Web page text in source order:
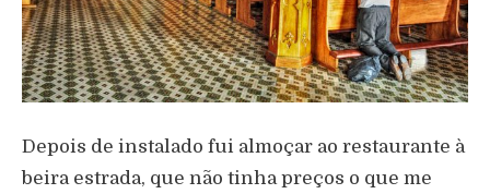
Depois de instalado fui almoçar ao restaurante à
beira estrada, que não tinha preços o que me